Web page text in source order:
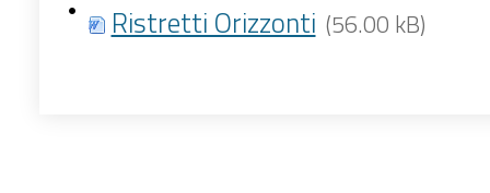
Ristretti Orizzonti (56.00 kB)